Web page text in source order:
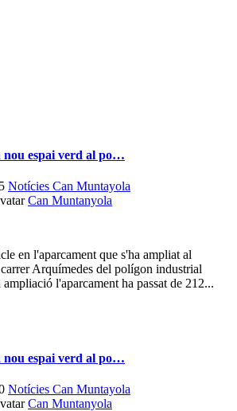
nou espai verd al po…
Notícies Can Muntayola
Can Muntanyola
en l'aparcament que s'ha ampliat al
Arquímedes del polígon industrial
l'aparcament ha passat de 212...
nou espai verd al po…
Notícies Can Muntayola
Can Muntanyola